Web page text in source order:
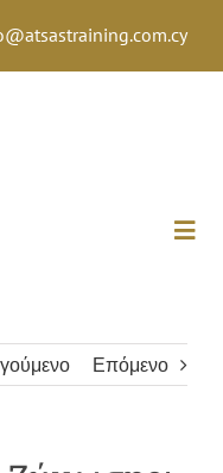
Επόμενο